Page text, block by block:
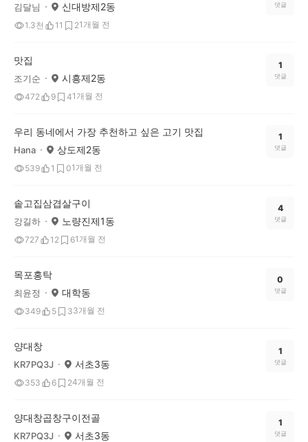
김달님 신대방제2동
1.3천 11 21개월 전
댓글
맛집
조기순 시흥제2동
472 9 41개월 전
1
댓글
우리 동네에서 가장 추천하고 싶은 고기 맛집
Hana 상도제2동
539 1 01개월 전
1
댓글
솥고집삼겹살구이
강길하 노량진제1동
727 12 61개월 전
4
댓글
목포홍탁
최윤정 대학동
349 5 33개월 전
0
댓글
양대창
KR7PQ3J 서초3동
353 6 24개월 전
1
댓글
양대창곱창구이전골
KR7PQ3J 서초3동
1
댓글